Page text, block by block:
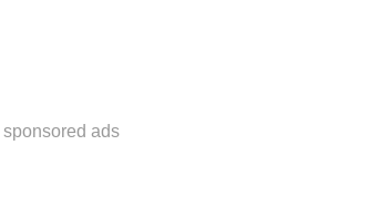
sponsored ads